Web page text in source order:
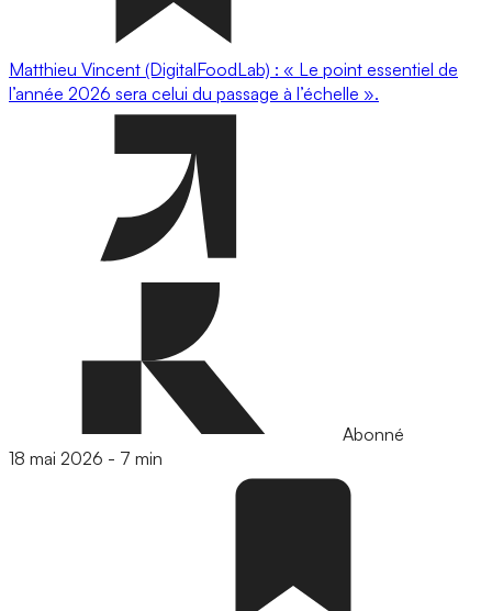
Matthieu Vincent (DigitalFoodLab) : « Le point essentiel de
l’année 2026 sera celui du passage à l’échelle ».
Abonné
18 mai 2026 - 7 min